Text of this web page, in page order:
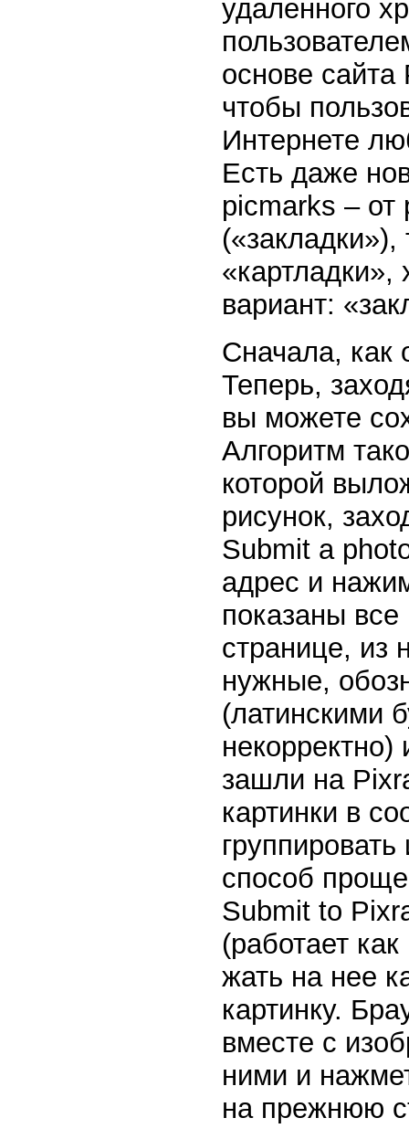
удаленного
основе
чтобы
Интернете
Есть даже
picmarks – от
вариант:
Сначала, как
Теперь,
вы можете
Алгоритм
которой
рисунок,
Submit a
адрес и
показаны
странице, из
нужные,
(латинскими
зашли на
картинки в
способ
Submit to
(работает
жать на нее
картинку.
вместе с
ними и
на прежнюю